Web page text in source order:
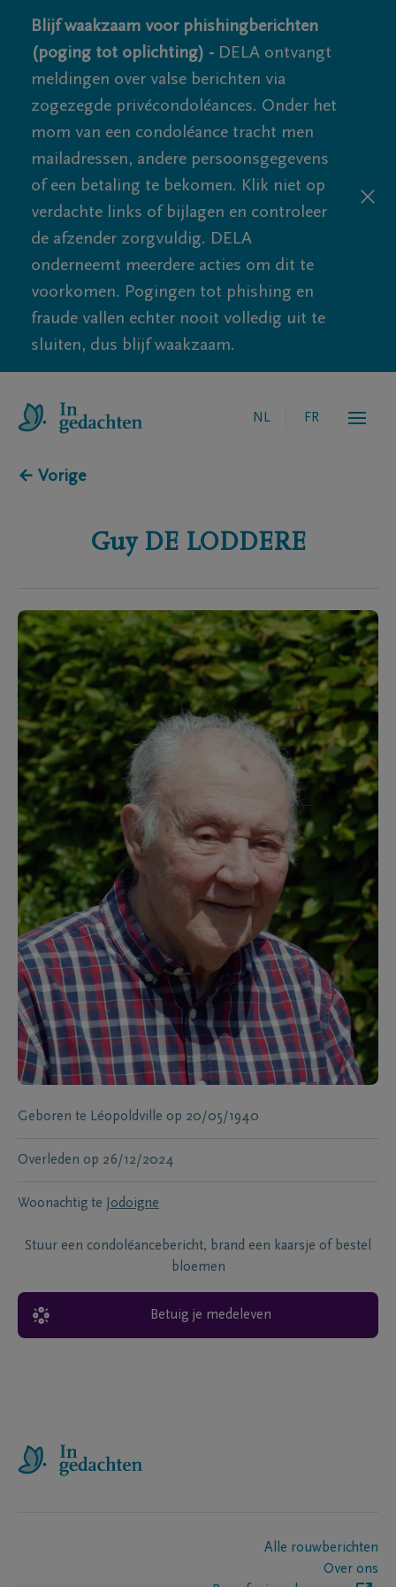
Blijf waakzaam voor phishingberichten
(poging tot oplichting) - DELA ontvangt
meldingen over valse berichten via
zogezegde privécondoléances. Onder het
mom van een condoléance tracht men
mailadressen, andere persoonsgegevens
of een betaling te bekomen. Klik niet op
verdachte links of bijlagen en controleer
de afzender zorgvuldig. DELA
onderneemt meerdere acties om dit te
voorkomen. Pogingen tot phishing en
fraude vallen echter nooit volledig uit te
sluiten, dus blijf waakzaam.
NL FR
← Vorige
Guy DE LODDERE
Geboren te Léopoldville op 20/05/1940
Overleden op 26/12/2024
Woonachtig te Jodoigne
Stuur een condoléancebericht, brand een kaarsje of bestel
bloemen
Betuig je medeleven
Alle rouwberichten
Over ons